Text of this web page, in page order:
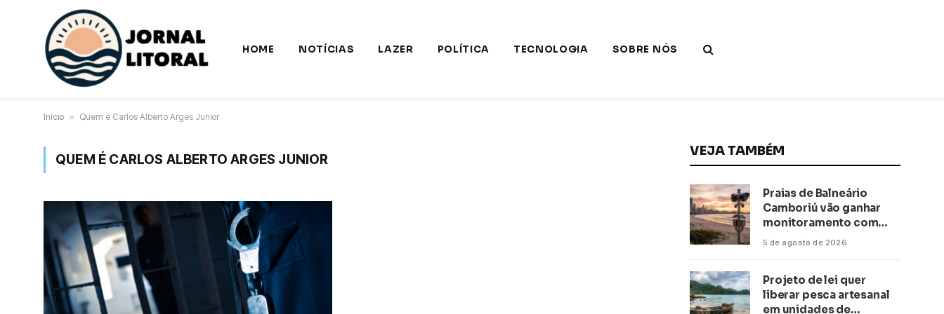
HOME NOTÍCIAS LAZER POLÍTICA TECNOLOGIA SOBRE NÓS
Início » Quem é Carlos Alberto Arges Junior
QUEM É CARLOS ALBERTO ARGES JUNIOR
VEJA TAMBÉM
Praias de Balneário
Camboriú vão ganhar
monitoramento com
inteligência artificial
5 de agosto de 2026
Projeto de lei quer
liberar pesca artesanal
em unidades de